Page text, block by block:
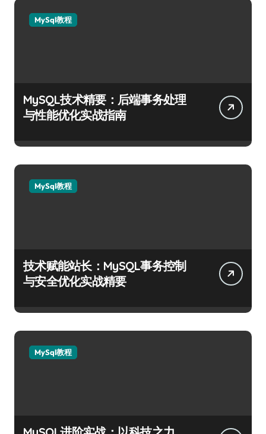
MySql教程
MySQL技术精要：后端事务处理
与性能优化实战指南
MySql教程
技术赋能站长：MySQL事务控制
与安全优化实战精要
MySql教程